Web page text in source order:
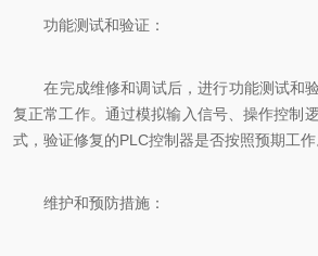
功能测试和验证：
在完成维修和调试后，进行功能测试和
复正常工作。通过模拟输入信号、操作控制
式，验证修复的PLC控制器是否按照预期工作
维护和预防措施：